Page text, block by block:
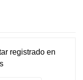
registradoen